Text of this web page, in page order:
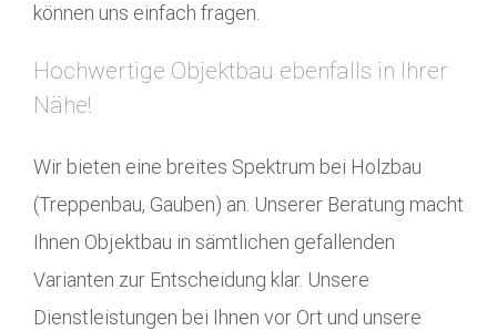
können uns einfach fragen.
Hochwertige Objektbau ebenfalls in Ihrer
Nähe!
Wir bieten eine breites Spektrum bei Holzbau
(Treppenbau, Gauben) an. Unserer Beratung macht
Ihnen Objektbau in sämtlichen gefallenden
Varianten zur Entscheidung klar. Unsere
Dienstleistungen bei Ihnen vor Ort und unsere